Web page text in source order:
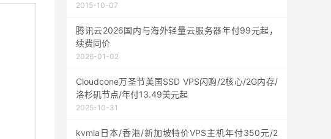
2015-10-07
腾讯云2026国内与海外轻量云服务器年付99元起，
续费同价
2026-01-02
Cloudcone万圣节美国SSD VPS闪购/2核心/2G内存/
洛杉矶节点/年付13.49美元起
2025-10-31
kvmla日本/香港/新加坡特价VPS主机年付350元/2